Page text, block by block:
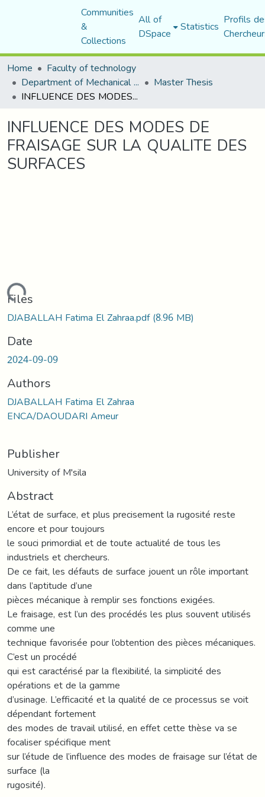
Communities
&
Collections
All of
DSpace Statistics Profils
Home
Faculty of technology
Department of Mechanical Engineering Master Thesis
INFLUENCE DES MODES DE FRAISAGE SUR LA QUALITE DES SURFACES
INFLUENCE DES MODES DE
FRAISAGE SUR LA QUALITE DES
SURFACES
Loading...
Files
DJABALLAH Fatima El Zahraa.pdf(8.96 MB)
Date
2024-09-09
Authors
DJABALLAH Fatima El Zahraa
ENCA/DAOUDARI Ameur
Publisher
University of M'sila
Abstract
L’état de surface, et plus precisement la rugosité reste
encore et pour toujours
le souci primordial et de toute actualité de tous les
industriels et chercheurs.
De ce fait, les défauts de surface jouent un rôle important
dans l’aptitude d’une
pièces mécanique à remplir ses fonctions exigées.
Le fraisage, est l’un des procédés les plus souvent utilisés
comme une
technique favorisée pour l’obtention des pièces mécaniques.
C’est un procédé
qui est caractérisé par la flexibilité, la simplicité des
opérations et de la gamme
d’usinage. L’efficacité et la qualité de ce processus se voit
dépendant fortement
des modes de travail utilisé, en effet cette thèse va se
focaliser spécifique ment
sur l’étude de l’influence des modes de fraisage sur l’état de
surface (la
rugosité).